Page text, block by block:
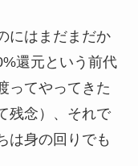
にはまだまだか
還元という前代
ってやってきた
残念）、それで
は身の回りでも